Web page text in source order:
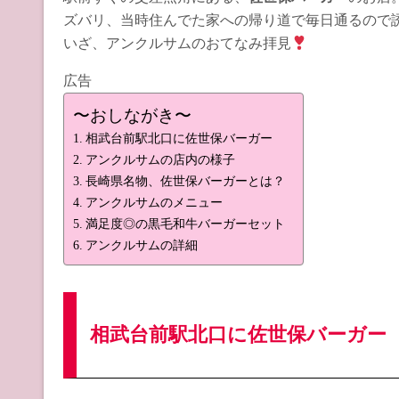
ズバリ、当時住んでた家への帰り道で毎日通るので
いざ、アンクルサムのおてなみ拝見
広告
〜おしながき〜
相武台前駅北口に佐世保バーガー
アンクルサムの店内の様子
長崎県名物、佐世保バーガーとは？
アンクルサムのメニュー
満足度◎の黒毛和牛バーガーセット
アンクルサムの詳細
相武台前駅北口に佐世保バーガー